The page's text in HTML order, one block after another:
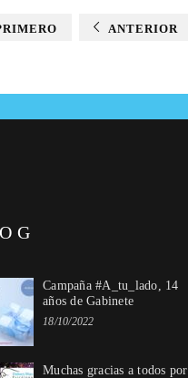
ANTERIOR
Campaña #A_tu_lado, 14
años de Gabinete
18/10/2022
Muchas gracias a todos por